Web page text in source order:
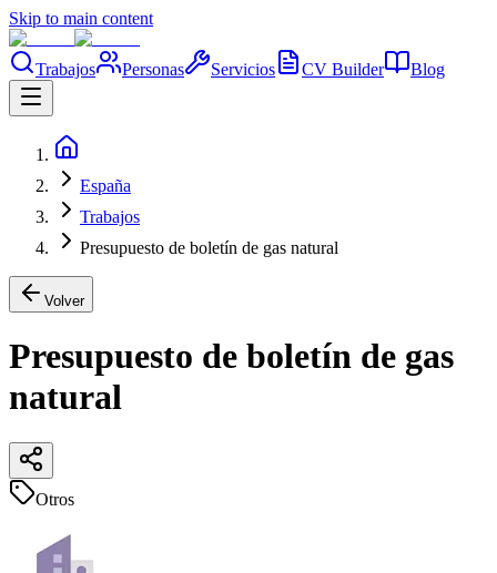
Skip to main content
Trabajos Personas Servicios CV Builder Blog
España
Trabajos
Presupuesto de boletín de gas natural
Volver
Presupuesto de boletín de gas
natural
Otros